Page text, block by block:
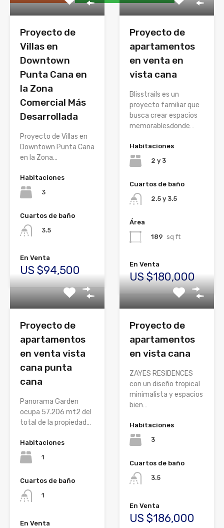
Proyecto de
Villas en
Downtown
Punta Cana en
la Zona
Comercial Más
Desarrollada
Proyecto de Villas en
Downtown Punta Cana
en la Zona…
Habitaciones
3
Cuartos de baño
3.5
En Venta
US $94,500
Proyecto de
apartamentos
en venta en
vista cana
Blisstrails es un
proyecto familiar que
busca crear espacios
memorablesdonde…
Habitaciones
2 y 3
Cuartos de baño
2.5 y 3.5
Área
189 sq ft
En Venta
US $180,000
Proyecto de
apartamentos
en venta vista
cana punta
cana
Panorama Garden
ocupa 57.206 mt2 del
total de la propiedad…
Habitaciones
1
Cuartos de baño
1
En Venta
Proyecto de
apartamentos
en vista cana
ZAYES RESIDENCES
con un diseño tropical
minimalista y espacios
bien…
Habitaciones
3
Cuartos de baño
3.5
En Venta
US $186,000